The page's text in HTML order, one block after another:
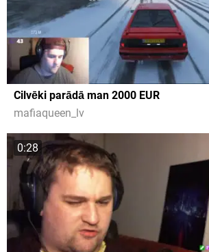
Cilvēki parādā man 2000 EUR
mafiaqueen_lv
0:28